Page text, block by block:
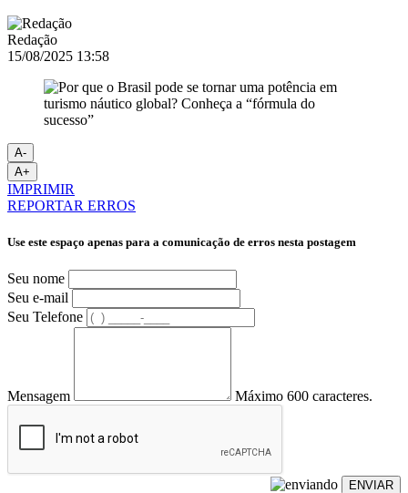
Redação
15/08/2025 13:58
A-
A+
IMPRIMIR
REPORTAR ERROS
Use este espaço apenas para a comunicação de erros nesta postagem
Seu nome
Seu e-mail
Seu Telefone
Mensagem Máximo 600 caracteres.
ENVIAR